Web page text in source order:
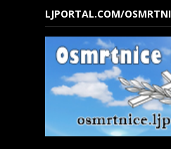
LJPORTAL.COM/